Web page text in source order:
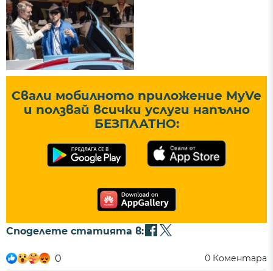
Свали мобилното приложение MyVe
и ползвай всички услуги напълно
БЕЗПЛАТНО:
Споделете статията в:
0 0 Коментара